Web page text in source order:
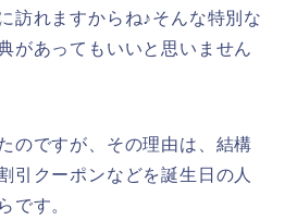
訪れますからね♪そんな特別な
があってもいいと思いません
のですが、その理由は、結構
引クーポンなどを誕生日の人
です。